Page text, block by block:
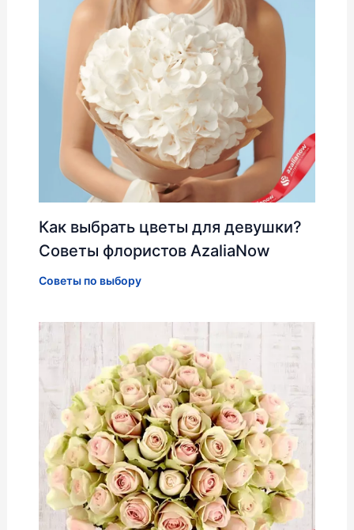
Как выбрать цветы для девушки?
Советы флористов AzaliaNow
Советы по выбору